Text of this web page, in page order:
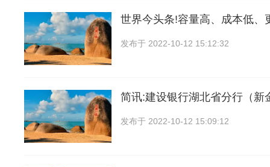
世界今头条!容量高、成本低、
发布于 2022-10-12 15:12:32
简讯:建设银行湖北省分行（新
发布于 2022-10-12 15:09:12